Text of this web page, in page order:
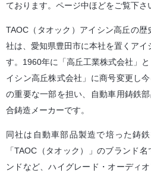
ております。ページ中ほどをご覧下さ
TAOC（タオック）アイシン高丘の歴
社は、愛知県豊田市に本社を置くア
す。1960年に「高丘工業株式会社」
イシン高丘株式会社」に商号変更し
の重要な一部を担い、自動車用鋳鉄
合鋳造メーカーです。
同社は自動車部品製造で培った鋳
「TAOC（タオック）」のブランド
ンドなど、ハイグレード・オーディ